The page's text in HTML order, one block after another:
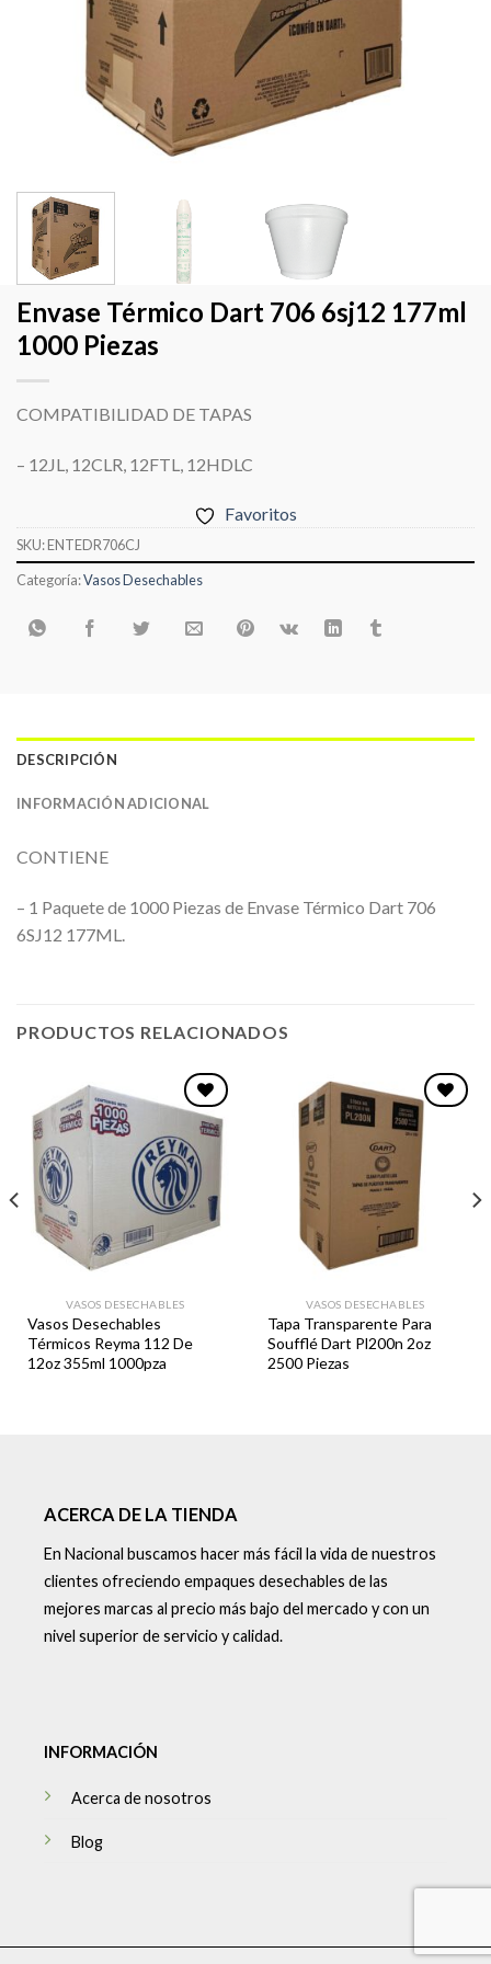
Envase Térmico Dart 706 6sj12 177ml
1000 Piezas
COMPATIBILIDAD DE TAPAS
– 12JL, 12CLR, 12FTL, 12HDLC
Favoritos
SKU:ENTEDR706CJ
Categoría:Vasos Desechables
DESCRIPCIÓN
INFORMACIÓN ADICIONAL
CONTIENE
– 1 Paquete de 1000 Piezas de Envase Térmico Dart 706
6SJ12 177ML.
PRODUCTOS RELACIONADOS
Favoritos
VASOS DESECHABLES
Vasos Desechables
Térmicos Reyma 112 De
12oz 355ml 1000pza
Favoritos
VASOS DESECHABLES
Tapa Transparente Para
Soufflé Dart Pl200n 2oz
2500 Piezas
ACERCA DE LA TIENDA
En Nacional buscamos hacer más fácil la vida de nuestros
clientes ofreciendo empaques desechables de las
mejores marcas al precio más bajo del mercado y con un
nivel superior de servicio y calidad.
INFORMACIÓN
Acerca de nosotros
Blog